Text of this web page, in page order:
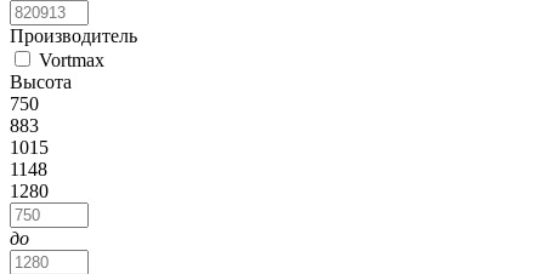
Производитель
Vortmax
Высота
750
883
1015
1148
1280
до